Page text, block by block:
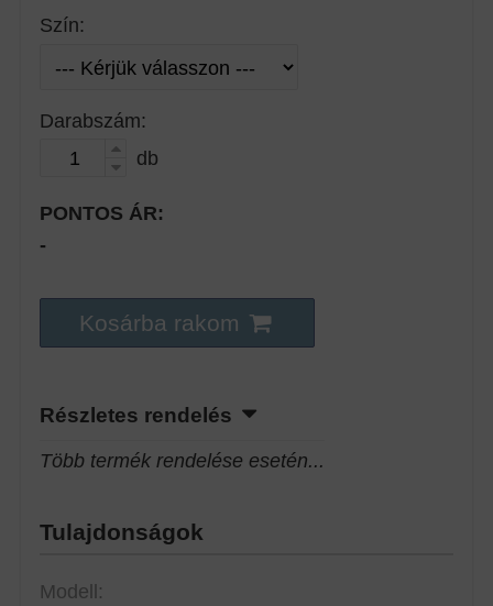
Szín:
Darabszám:
db
PONTOS ÁR:
-
Kosárba rakom
Részletes rendelés
Több termék rendelése esetén...
Tulajdonságok
Modell: